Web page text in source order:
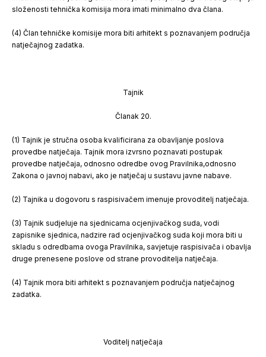
složenosti tehnička komisija mora imati minimalno dva člana.
(4) Član tehničke komisije mora biti arhitekt s poznavanjem područja
natječajnog zadatka.
Tajnik
Članak 20.
(1) Tajnik je stručna osoba kvalificirana za obavljanje poslova
provedbe natječaja. Tajnik mora izvrsno poznavati postupak
provedbe natječaja, odnosno odredbe ovog Pravilnika,odnosno
Zakona o javnoj nabavi, ako je natječaj u sustavu javne nabave.
(2) Tajnika u dogovoru s raspisivačem imenuje provoditelj natječaja.
(3) Tajnik sudjeluje na sjednicama ocjenjivačkog suda, vodi
zapisnike sjednica, nadzire rad ocjenjivačkog suda koji mora biti u
skladu s odredbama ovoga Pravilnika, savjetuje raspisivača i obavlja
druge prenesene poslove od strane provoditelja natječaja.
(4) Tajnik mora biti arhitekt s poznavanjem područja natječajnog
zadatka.
Voditelj natječaja